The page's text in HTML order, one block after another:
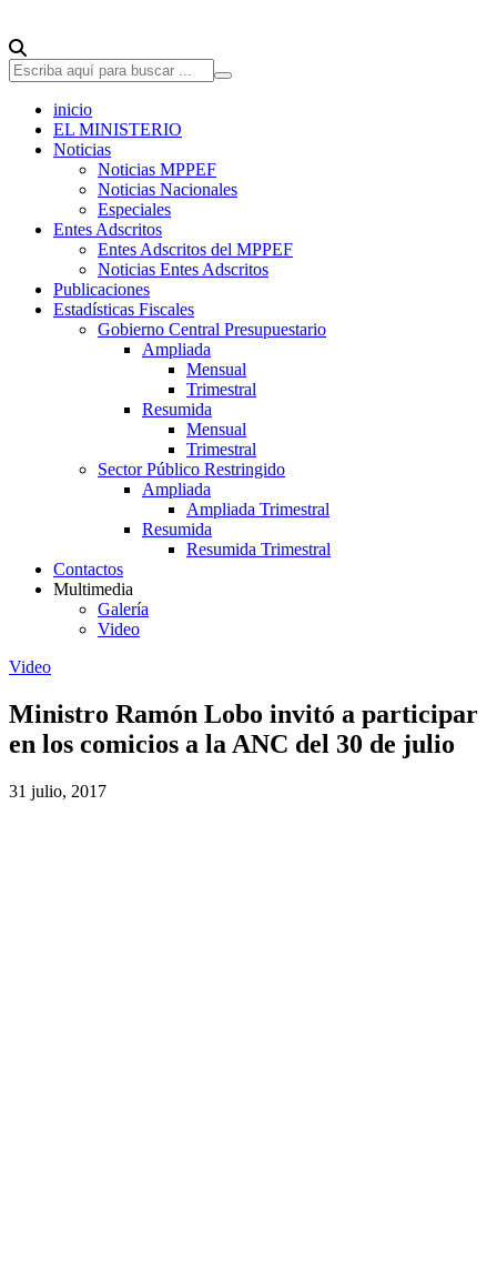
inicio
EL MINISTERIO
Noticias
Noticias MPPEF
Noticias Nacionales
Especiales
Entes Adscritos
Entes Adscritos del MPPEF
Noticias Entes Adscritos
Publicaciones
Estadísticas Fiscales
Gobierno Central Presupuestario
Ampliada
Mensual
Trimestral
Resumida
Mensual
Trimestral
Sector Público Restringido
Ampliada
Ampliada Trimestral
Resumida
Resumida Trimestral
Contactos
Multimedia
Galería
Video
Video
Ministro Ramón Lobo invitó a participar
en los comicios a la ANC del 30 de julio
31 julio, 2017